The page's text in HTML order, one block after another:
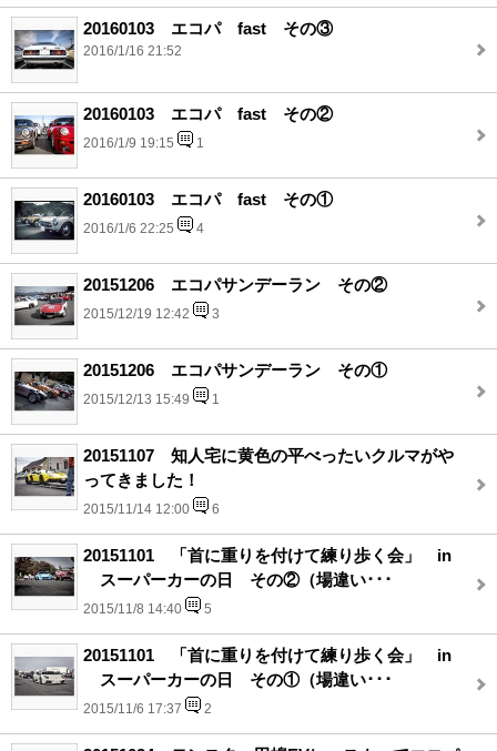
20160103 エコパ fast その③
2016/1/16 21:52
20160103 エコパ fast その②
2016/1/9 19:15 1
20160103 エコパ fast その①
2016/1/6 22:25 4
20151206 エコパサンデーラン その②
2015/12/19 12:42 3
20151206 エコパサンデーラン その①
2015/12/13 15:49 1
20151107 知人宅に黄色の平べったいクルマがや
ってきました！
2015/11/14 12:00 6
20151101 「首に重りを付けて練り歩く会」 in
スーパーカーの日 その②（場違い･･･
2015/11/8 14:40 5
20151101 「首に重りを付けて練り歩く会」 in
スーパーカーの日 その①（場違い･･･
2015/11/6 17:37 2